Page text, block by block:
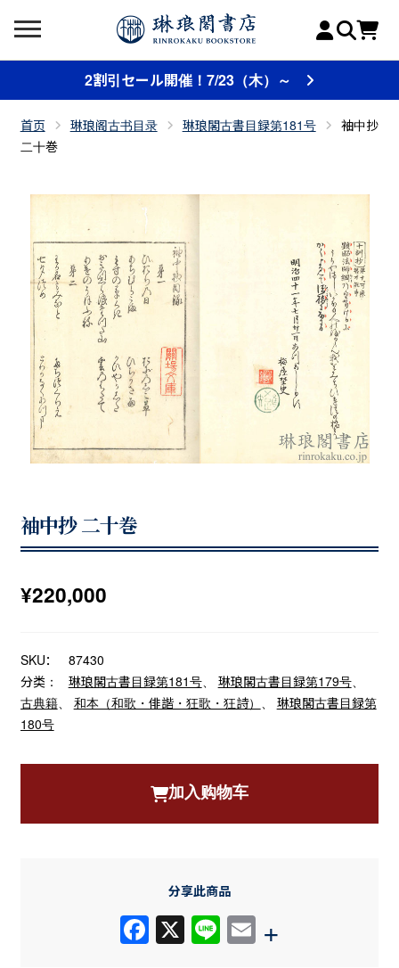
2割引セール開催！7/23（木）～
首页 琳琅阁古书目录 琳琅閣古書目録第181号
袖中抄
二十巻
袖中抄 二十巻
¥220,000
SKU：
87430
分类：
琳琅閣古書目録第181号、 琳琅閣古書目録第179号、
古典籍、 和本（和歌・俳諧・狂歌・狂詩）
琳琅閣古書目録第
180号
加入购物车
分享此商品
F X Li E
+